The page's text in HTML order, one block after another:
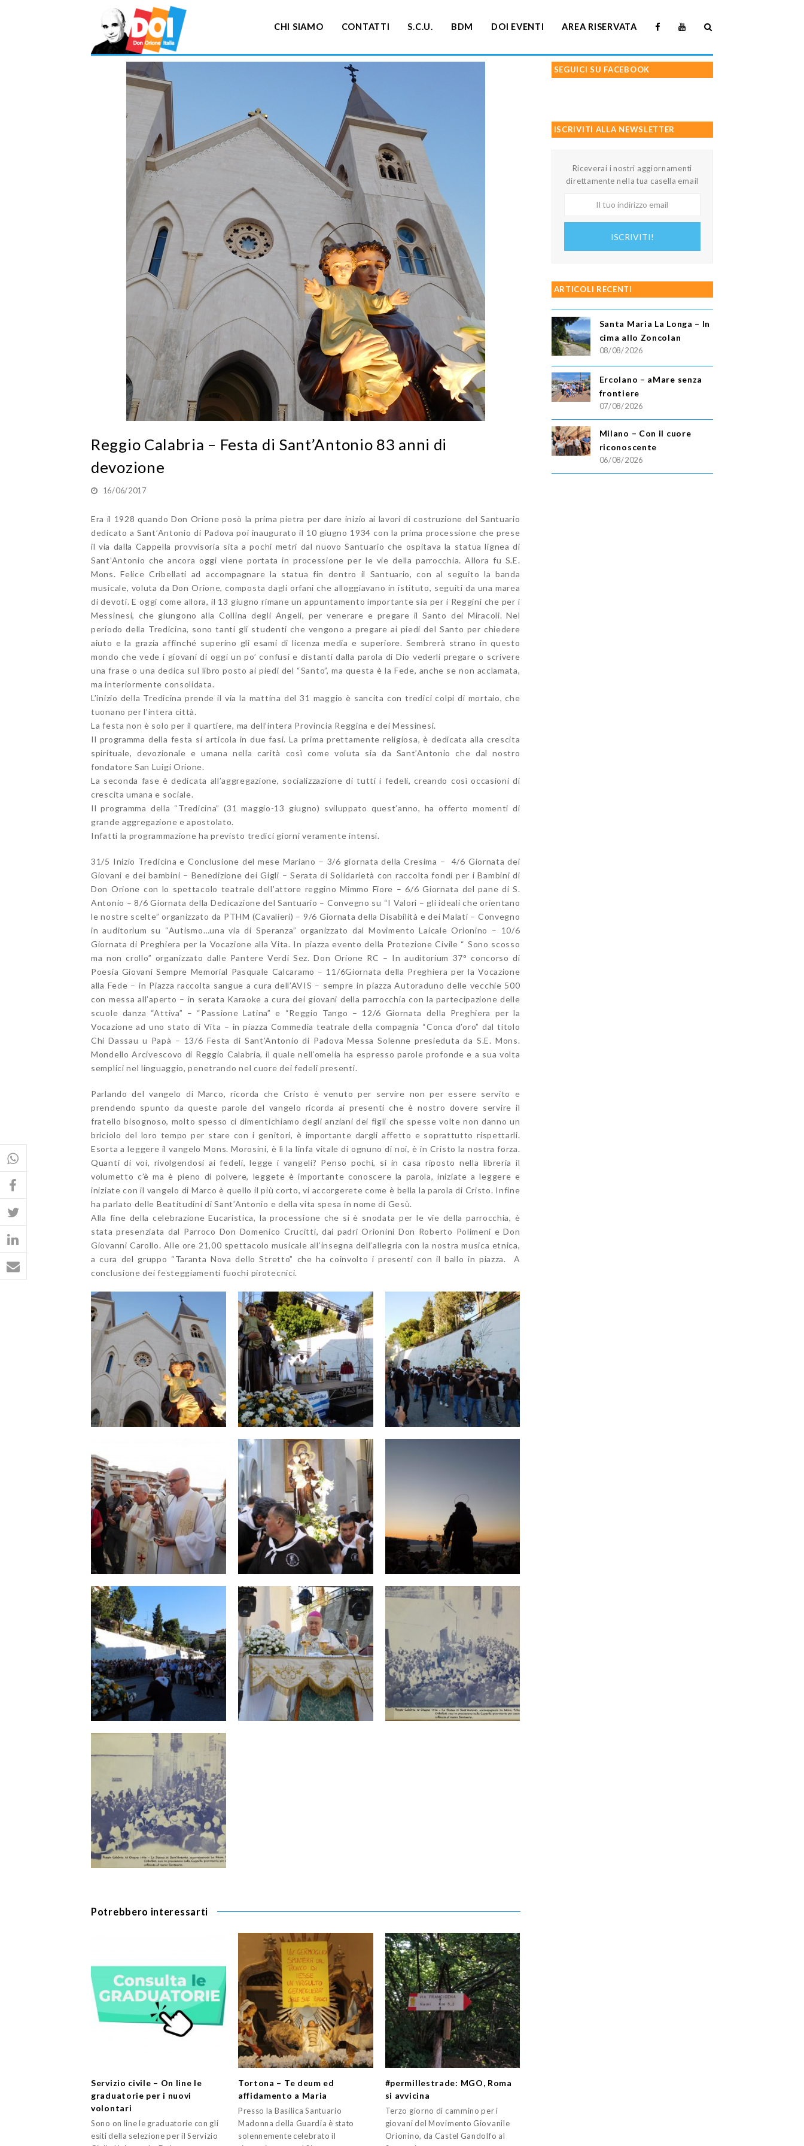
CHI SIAMO CONTATTI S.C.U. BDM DOI EVENTI AREA RISERVATA
Reggio Calabria – Festa di Sant’Antonio 83 anni di
devozione
16/06/2017
Era il 1928 quando Don Orione posò la prima pietra per dare inizio ai lavori di costruzione del Santuario
dedicato a Sant’Antonio di Padova poi inaugurato il 10 giugno 1934 con la prima processione che prese
il via dalla Cappella provvisoria sita a pochi metri dal nuovo Santuario che ospitava la statua lignea di
Sant’Antonio che ancora oggi viene portata in processione per le vie della parrocchia. Allora fu S.E.
Mons. Felice Cribellati ad accompagnare la statua fin dentro il Santuario, con al seguito la banda
musicale, voluta da Don Orione, composta dagli orfani che alloggiavano in istituto, seguiti da una marea
di devoti. E oggi come allora, il 13 giugno rimane un appuntamento importante sia per i Reggini che per i
Messinesi, che giungono alla Collina degli Angeli, per venerare e pregare il Santo dei Miracoli. Nel
periodo della Tredicina, sono tanti gli studenti che vengono a pregare ai piedi del Santo per chiedere
aiuto e la grazia affinché superino gli esami di licenza media e superiore. Sembrerà strano in questo
mondo che vede i giovani di oggi un po’ confusi e distanti dalla parola di Dio vederli pregare o scrivere
una frase o una dedica sul libro posto ai piedi del “Santo”, ma questa è la Fede, anche se non acclamata,
ma interiormente consolidata.
L’inizio della Tredicina prende il via la mattina del 31 maggio è sancita con tredici colpi di mortaio, che
tuonano per l’intera città.
La festa non è solo per il quartiere, ma dell’intera Provincia Reggina e dei Messinesi.
Il programma della festa si articola in due fasi. La prima prettamente religiosa, è dedicata alla crescita
spirituale, devozionale e umana nella carità così come voluta sia da Sant’Antonio che dal nostro
fondatore San Luigi Orione.
La seconda fase è dedicata all’aggregazione, socializzazione di tutti i fedeli, creando così occasioni di
crescita umana e sociale.
Il programma della “Tredicina” (31 maggio-13 giugno) sviluppato quest’anno, ha offerto momenti di
grande aggregazione e apostolato.
Infatti la programmazione ha previsto tredici giorni veramente intensi.
31/5 Inizio Tredicina e Conclusione del mese Mariano – 3/6 giornata della Cresima – 4/6 Giornata dei
Giovani e dei bambini – Benedizione dei Gigli – Serata di Solidarietà con raccolta fondi per i Bambini di
Don Orione con lo spettacolo teatrale dell’attore reggino Mimmo Fiore – 6/6 Giornata del pane di S.
Antonio – 8/6 Giornata della Dedicazione del Santuario – Convegno su “I Valori – gli ideali che orientano
le nostre scelte” organizzato da PTHM (Cavalieri) – 9/6 Giornata della Disabilità e dei Malati – Convegno
in auditorium su “Autismo…una via di Speranza” organizzato dal Movimento Laicale Orionino – 10/6
Giornata di Preghiera per la Vocazione alla Vita. In piazza evento della Protezione Civile “ Sono scosso
ma non crollo” organizzato dalle Pantere Verdi Sez. Don Orione RC – In auditorium 37° concorso di
Poesia Giovani Sempre Memorial Pasquale Calcaramo – 11/6Giornata della Preghiera per la Vocazione
alla Fede – in Piazza raccolta sangue a cura dell’AVIS – sempre in piazza Autoraduno delle vecchie 500
con messa all’aperto – in serata Karaoke a cura dei giovani della parrocchia con la partecipazione delle
scuole danza “Attiva” – “Passione Latina” e “Reggio Tango – 12/6 Giornata della Preghiera per la
Vocazione ad uno stato di Vita – in piazza Commedia teatrale della compagnia “Conca d’oro” dal titolo
Chi Dassau u Papà – 13/6 Festa di Sant’Antonio di Padova Messa Solenne presieduta da S.E. Mons.
Mondello Arcivescovo di Reggio Calabria, il quale nell’omelia ha espresso parole profonde e a sua volta
semplici nel linguaggio, penetrando nel cuore dei fedeli presenti.
Parlando del vangelo di Marco, ricorda che Cristo è venuto per servire non per essere servito e
prendendo spunto da queste parole del vangelo ricorda ai presenti che è nostro dovere servire il
fratello bisognoso, molto spesso ci dimentichiamo degli anziani dei figli che spesse volte non danno un
briciolo del loro tempo per stare con i genitori, è importante dargli affetto e soprattutto rispettarli.
Esorta a leggere il vangelo Mons. Morosini, è lì la linfa vitale di ognuno di noi, è in Cristo la nostra forza.
Quanti di voi, rivolgendosi ai fedeli, legge i vangeli? Penso pochi, si in casa riposto nella libreria il
volumetto c’è ma è pieno di polvere, leggete è importante conoscere la parola, iniziate a leggere e
iniziate con il vangelo di Marco è quello il più corto, vi accorgerete come è bella la parola di Cristo. Infine
ha parlato delle Beatitudini di Sant’Antonio e della vita spesa in nome di Gesù.
Alla fine della celebrazione Eucaristica, la processione che si è snodata per le vie della parrocchia, è
stata presenziata dal Parroco Don Domenico Crucitti, dai padri Orionini Don Roberto Polimeni e Don
Giovanni Carollo. Alle ore 21,00 spettacolo musicale all’insegna dell’allegria con la nostra musica etnica,
a cura del gruppo “Taranta Nova dello Stretto” che ha coinvolto i presenti con il ballo in piazza. A
conclusione dei festeggiamenti fuochi pirotecnici.
Potrebbero interessarti
Servizio civile – On line le
graduatorie per i nuovi
volontari
Sono on line le graduatorie con gli
esiti della selezione per il Servizio
Tortona – Te deum ed
affidamento a Maria
Presso la Basilica Santuario
Madonna della Guardia è stato
solennemente celebrato il
#permillestrade: MGO, Roma
si avvicina
Terzo giorno di cammino per i
giovani del Movimento Giovanile
Orionino, da Castel Gandolfo al
SEGUICI SU FACEBOOK
ISCRIVITI ALLA NEWSLETTER
Riceverai i nostri aggiornamenti
direttamente nella tua casella email
ISCRIVITI!
ARTICOLI RECENTI
Santa Maria La Longa – In
cima allo Zoncolan
08/08/2026
Ercolano – aMare senza
frontiere
07/08/2026
Milano – Con il cuore
riconoscente
06/08/2026